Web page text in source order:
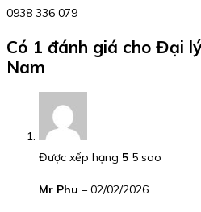
0938 336 079
Có 1 đánh giá cho Đại
Nam
Được xếp hạng 5 5 sao
Mr Phu – 02/02/2026